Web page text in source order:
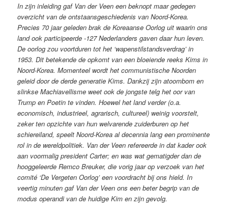
In zijn inleiding gaf Van der Veen een beknopt maar gedegen
overzicht van de ontstaansgeschiedenis van Noord-Korea.
Precies 70 jaar geleden brak de Koreaanse Oorlog uit waarin ons
land ook participeerde -127 Nederlanders gaven daar hun leven.
De oorlog zou voortduren tot het ‘wapenstilstandsverdrag’ in
1953. Dit betekende de opkomt van een bloeiende reeks Kims in
Noord-Korea. Momenteel wordt het communistische Noorden
geleid door de derde generatie Kims. Dankzij zijn atoombom en
slinkse Machiavellisme weet ook de jongste telg het oor van
Trump en Poetin te vinden. Hoewel het land verder (o.a.
economisch, industrieel, agrarisch, cultureel) weinig voorstelt,
zeker ten opzichte van hun welvarende zuiderburen op het
schiereiland, speelt Noord-Korea al decennia lang een prominente
rol in de wereldpolitiek. Van der Veen refereerde in dat kader ook
aan voormalig president Carter; en was wat gematigder dan de
hooggeleerde Remco Breuker, die vorig jaar op verzoek van het
comité ‘De Vergeten Oorlog’ een voordracht bij ons hield. In
veertig minuten gaf Van der Veen ons een beter begrip van de
modus operandi van de huidige Kim en zijn gevolg.